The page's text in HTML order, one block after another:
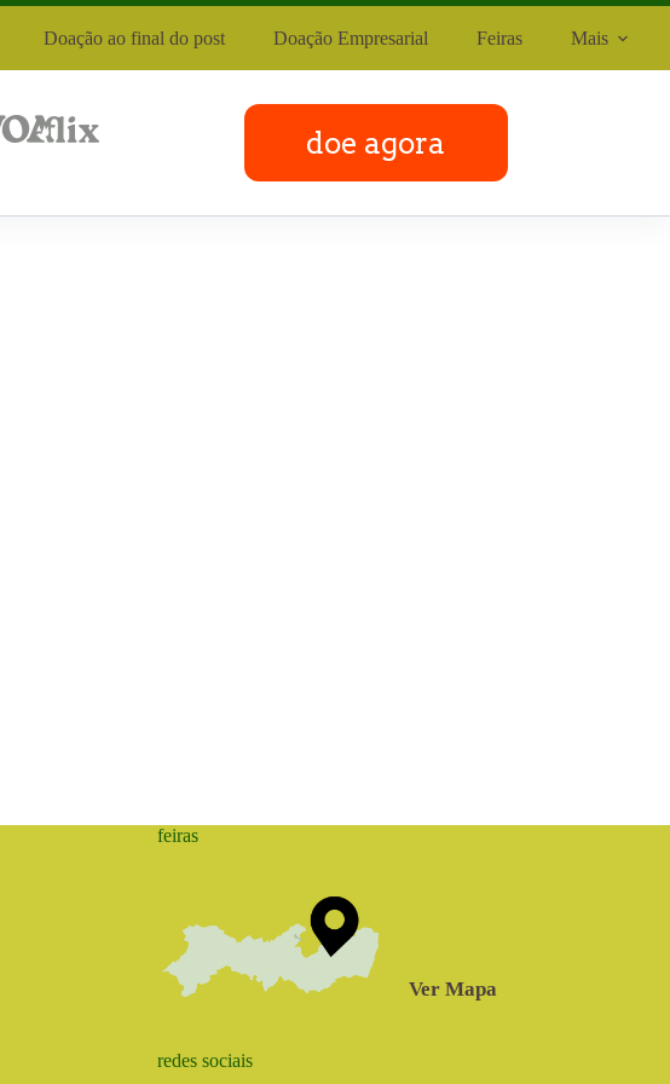
Doação ao final do post Doação Empresarial Feiras Mais
doe agora
feiras
Ver Mapa
redes sociais